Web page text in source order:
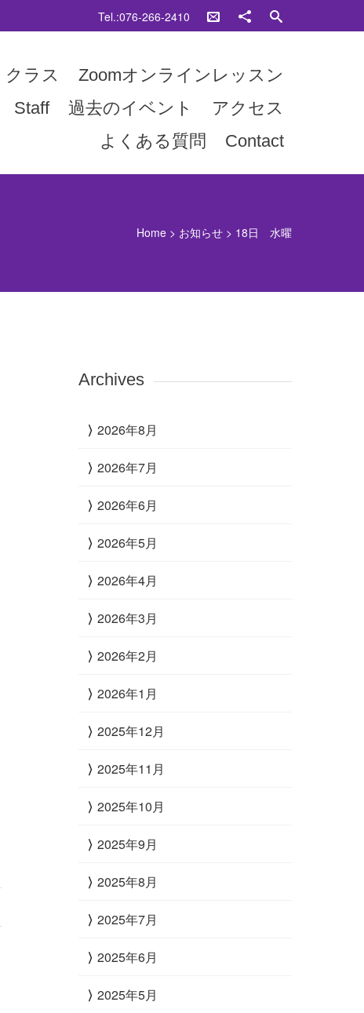
Tel.:076-266-2410
クラス
Zoomオンラインレッスン
Staff 過去のイベント
アクセス
よくある質問
Contact
Home > お知らせ > 18日 水曜
Archives
2026年8月
2026年7月
2026年6月
2026年5月
2026年4月
2026年3月
2026年2月
2026年1月
2025年12月
2025年11月
2025年10月
2025年9月
2025年8月
2025年7月
2025年6月
2025年5月